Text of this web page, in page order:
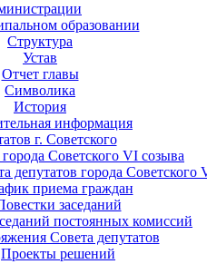
образовании
Структура
Устав
Отчет главы
Символика
История
информация
г. Советского
Советского VI созыва
депутатов города Советского
приема граждан
заседаний
постоянных комиссий
Совета депутатов
Проекты решений